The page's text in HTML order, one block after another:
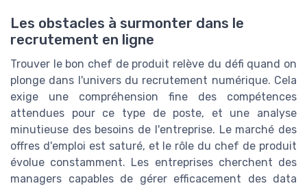
Les obstacles à surmonter dans le
recrutement en ligne
Trouver le bon chef de produit relève du défi quand on
plonge dans l'univers du recrutement numérique. Cela
exige une compréhension fine des compétences
attendues pour ce type de poste, et une analyse
minutieuse des besoins de l'entreprise. Le marché des
offres d'emploi est saturé, et le rôle du chef de produit
évolue constamment. Les entreprises cherchent des
managers capables de gérer efficacement des data